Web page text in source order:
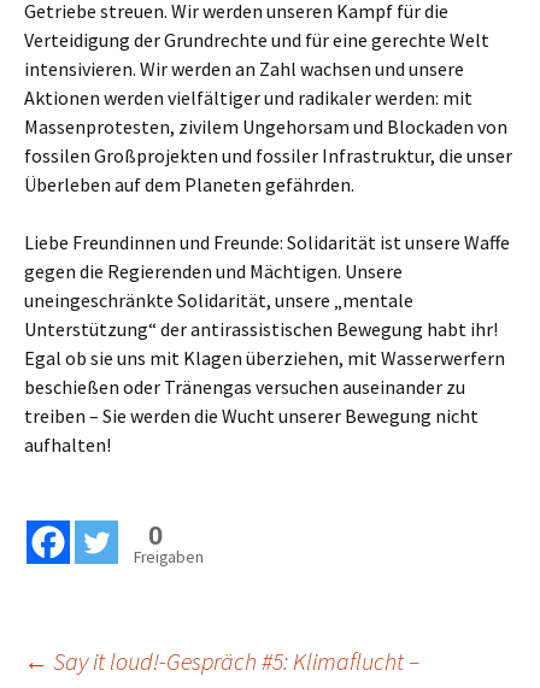
Getriebe streuen. Wir werden unseren Kampf für die
Verteidigung der Grundrechte und für eine gerechte Welt
intensivieren. Wir werden an Zahl wachsen und unsere
Aktionen werden vielfältiger und radikaler werden: mit
Massenprotesten, zivilem Ungehorsam und Blockaden von
fossilen Großprojekten und fossiler Infrastruktur, die unser
Überleben auf dem Planeten gefährden.
Liebe Freundinnen und Freunde: Solidarität ist unsere Waffe
gegen die Regierenden und Mächtigen. Unsere
uneingeschränkte Solidarität, unsere „mentale
Unterstützung“ der antirassistischen Bewegung habt ihr!
Egal ob sie uns mit Klagen überziehen, mit Wasserwerfern
beschießen oder Tränengas versuchen auseinander zu
treiben – Sie werden die Wucht unserer Bewegung nicht
aufhalten!
0
Freigaben
← Say it loud!-Gespräch #5: Klimaflucht –